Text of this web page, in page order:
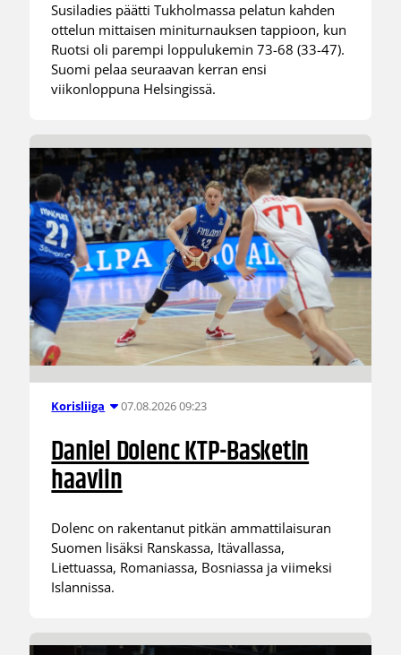
Susiladies päätti Tukholmassa pelatun kahden
ottelun mittaisen miniturnauksen tappioon, kun
Ruotsi oli parempi loppulukemin 73-68 (33-47).
Suomi pelaa seuraavan kerran ensi
viikonloppuna Helsingissä.
Korisliiga 07.08.2026 09:23
Daniel Dolenc KTP-Basketin
haaviin
Dolenc on rakentanut pitkän ammattilaisuran
Suomen lisäksi Ranskassa, Itävallassa,
Liettuassa, Romaniassa, Bosniassa ja viimeksi
Islannissa.